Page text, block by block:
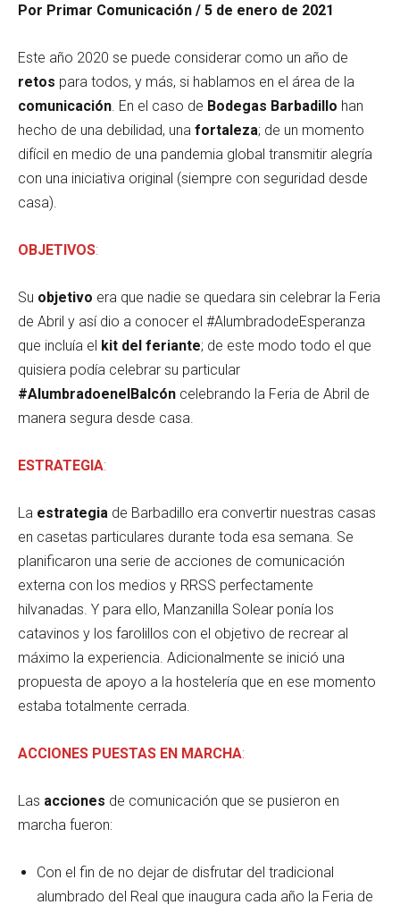
Por Primar Comunicación / 5 de enero de 2021
Este año 2020 se puede considerar como un año de
retos para todos, y más, si hablamos en el área de la
comunicación . En el caso de Bodegas Barbadillo han
hecho de una debilidad, una fortaleza; de un momento
difícil en medio de una pandemia global transmitir alegría
con una iniciativa original (siempre con seguridad desde
casa).
OBJETIVOS:
Su objetivo era que nadie se quedara sin celebrar la Feria
de Abril y así dio a conocer el #AlumbradodeEsperanza
que incluía el kit del feriante; de este modo todo el que
quisiera podía celebrar su particular
#AlumbradoenelBalcón celebrando la Feria de Abril de
manera segura desde casa.
ESTRATEGIA:
La estrategia de Barbadillo era convertir nuestras casas
en casetas particulares durante toda esa semana. Se
planificaron una serie de acciones de comunicación
externa con los medios y RRSS perfectamente
hilvanadas. Y para ello, Manzanilla Solear ponía los
catavinos y los farolillos con el objetivo de recrear al
máximo la experiencia. Adicionalmente se inició una
propuesta de apoyo a la hostelería que en ese momento
estaba totalmente cerrada.
ACCIONES PUESTAS EN MARCHA:
Las acciones de comunicación que se pusieron en
marcha fueron:
Con el fin de no dejar de disfrutar del tradicional
alumbrado del Real que inaugura cada año la Feria de